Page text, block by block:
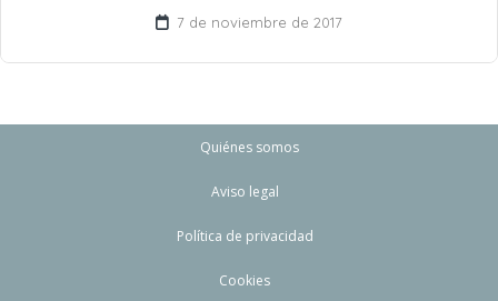
7 de noviembre de 2017
Quiénes somos
Aviso legal
Política de privacidad
Cookies